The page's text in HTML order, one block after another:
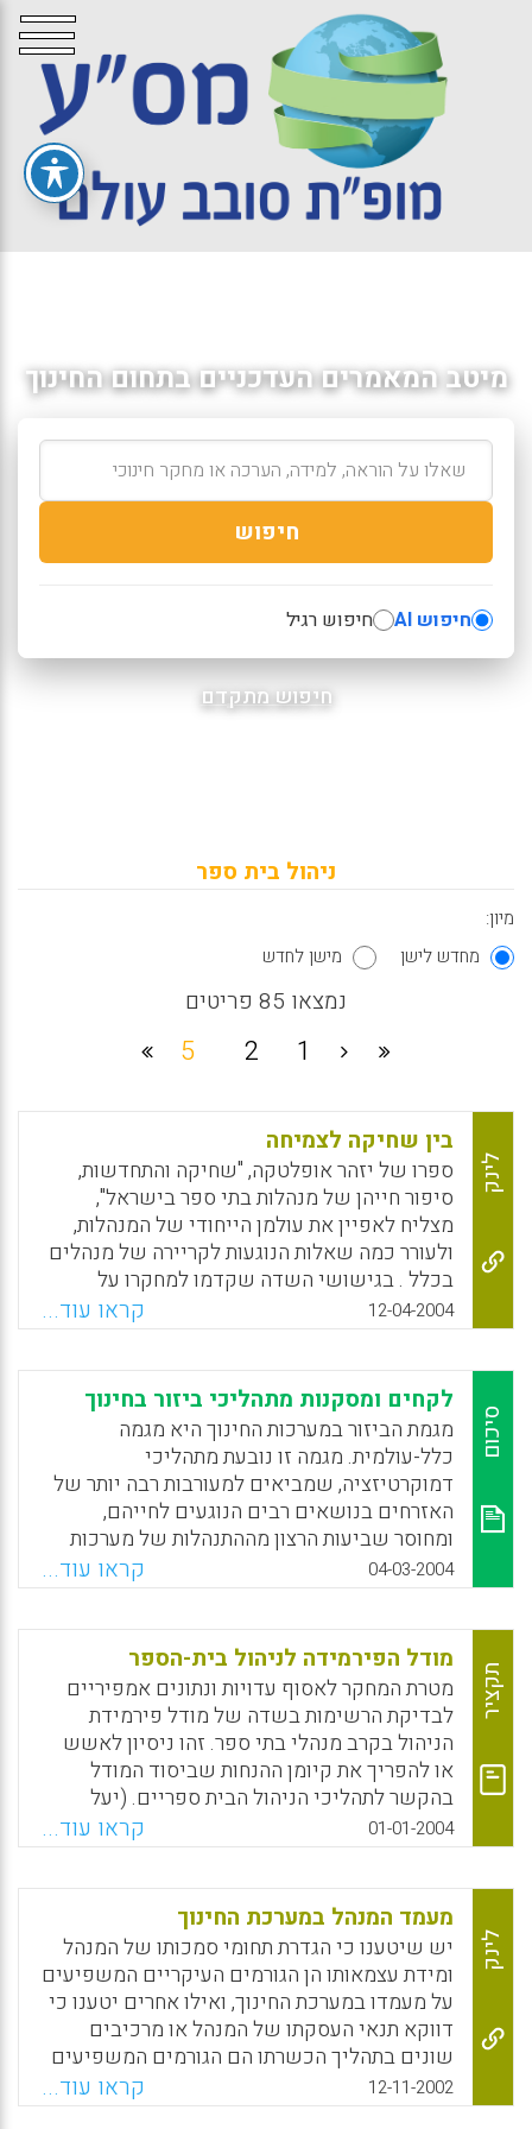
מיטב המאמרים העדכניים בתחום החינוך
חיפוש
חיפוש AI חיפוש רגיל
חיפוש מתקדם
ניהול בית ספר
מיון:
מחדש לישן
מישן לחדש
נמצאו 85 פריטים
1
2
5
לינק
בין שחיקה לצמיחה
ספרו של יזהר אופלטקה, "שחיקה והתחדשות,
סיפור חייהן של מנהלות בתי ספר בישראל",
מצליח לאפיין את עולמן הייחודי של המנהלות,
ולעורר כמה שאלות הנוגעות לקריירה של מנהלים
בכלל . בגישושי השדה שקדמו למחקרו על
מנהלות בתי ספר, ביקש ד"ר יזהר אופלטקה
מהמרואיינות לזהות שלבים שונים ונקודות מפנה
בקריירה המקצועית שלהן. "אף פעם לא שאלו
אותי על עצמי, על מה שעברתי… תמיד התעניינו
רק בתפקיד שלי", השיבה לו אחת המרואיינות.
נדמה שספרו של אופלטקה, מרצה לחינוך
באוניברסיטת בן-גוריון ובמכללת אחווה, מצליח
לאפיין לא רק את עולמן הייחודי של מנהלות, אלא
לעורר כמה סוגיות הנוגעות לקריירה של מנהלים
בכלל. המחקר מבוסס על 25 ראיונות עומק
פתוחים עם מנהלות בתי ספר יסודיים, בנות 43 עד
21 ל- 33 שנות הוראה. ההתמקדות במנהלות,
מסביר החוקר, נובעת מממצאי מחקרים קודמים,
המצביעים על כך שהן מכוונות יותר לחדשנות
וליציאה מהשגרה, בעיקר באמצע הקריירה, לצד
נטייה להתמקד בהעצמת תלמידים ומורים.
WhatsApp
Facebook
Email
X
12-04-2004 קראו עוד...
סיכום
לקחים ומסקנות מתהליכי ביזור בחינוך
מגמת הביזור במערכות החינוך היא מגמה
כלל-עולמית. מגמה זו נובעת מתהליכי
דמוקרטיזציה, שמביאים למעורבות רבה יותר של
האזרחים בנושאים רבים הנוגעים לחייהם,
ומחוסר שביעות הרצון מההתנהלות של מערכות
החינוך הריכוזיות ומהישגי התלמידים. המימצאים
המגיעים מהמדינות השונות שיישמו תהליכי
ביזור מצביעים על דואליזם ביחס כלפי הביזור.
זהו תהליך הנמצא עדיין בשלבים של גיבוש
וחיפושי דרך תכניים, רעיוניים ומקצועיים.
(צפרית גרינברג)
WhatsApp
Facebook
Email
X
04-03-2004 קראו עוד...
תקציר
מודל הפירמידה לניהול בית-הספר
מטרת המחקר לאסוף עדויות ונתונים אמפיריים
לבדיקת הרשימות בשדה של מודל פירמידת
הניהול בקרב מנהלי בתי ספר. זהו ניסיון לאשש
או להפריך את קיומן ההנחות שביסוד המודל
בהקשר לתהליכי הניהול הבית ספריים. (יעל
פישר, יצחק פרידמן)
WhatsApp
Facebook
Email
X
01-01-2004 קראו עוד...
לינק
מעמד המנהל במערכת החינוך
יש שיטענו כי הגדרת תחומי סמכותו של המנהל
ומידת עצמאותו הן הגורמים העיקריים המשפיעים
על מעמדו במערכת החינוך, ואילו אחרים יטענו כי
דווקא תנאי העסקתו של המנהל או מרכיבים
שונים בתהליך הכשרתו הם הגורמים המשפיעים
ביותר על מעמדו ועל תדמיתו. במסמך זה מוצגים
הסוגיות שנתפסות במינהל הפדגוגי במשרד
12-11-2002 קראו עוד...